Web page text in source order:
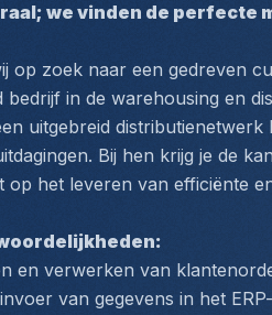
we vinden de perfecte
op zoek naar een gedreven
bedrijf in de warehousing en
uitgebreid
Bij hen krijg je de
op het leveren van efficiënte
en verwerken van
invoer van gegevens in het